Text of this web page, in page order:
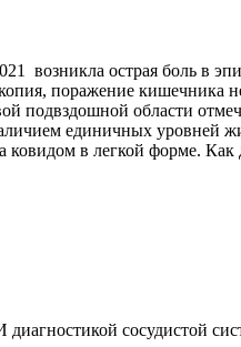
возникла острая боль в
поражение кишечника
подвздошной области
единичных уровней
в легкой форме. Как
сосудистой